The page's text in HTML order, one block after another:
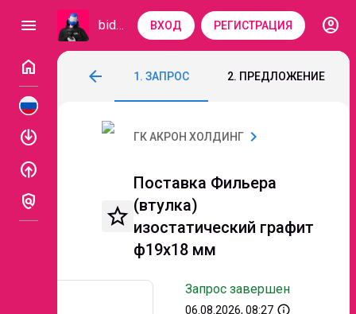
menu bidzaar ВХОД РЕГИСТРАЦИЯ
account_circle
home
enable
enable
policy
arrow_back
Поставка Фильера (втулка)
1. ЗАПРОС 2. ПРЕДЛОЖЕНИЕ
ГК АКРОН ХОЛДИНГ chevron_right
star_border
Поставка Фильера
(втулка)
изостатический графит
ф19х18 мм
Запрос завершен
06.08.2026, 08:27 info_outline